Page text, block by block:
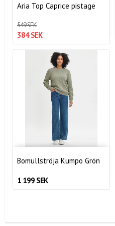
Aria Top Caprice pistage
549 SEK
384 SEK
Bomullströja Kumpo Grön
1 199 SEK